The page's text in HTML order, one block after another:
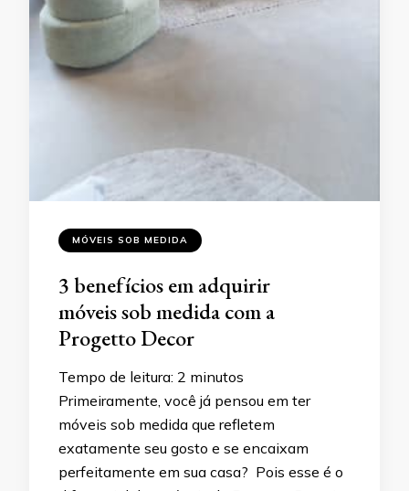
MÓVEIS SOB MEDIDA
3 benefícios em adquirir
móveis sob medida com a
Progetto Decor
Tempo de leitura: 2 minutos
Primeiramente, você já pensou em ter
móveis sob medida que refletem
exatamente seu gosto e se encaixam
perfeitamente em sua casa? Pois esse é o